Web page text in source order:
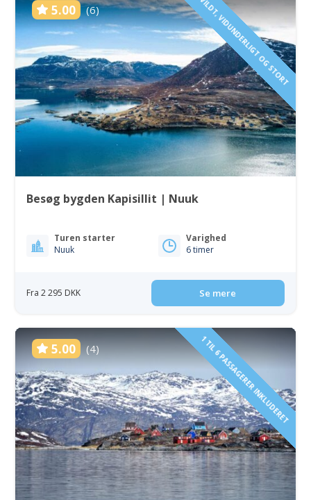
5.00 (6) VILDT, VIDUNDERLIGT OG STORT
Besøg bygden Kapisillit | Nuuk
Turen starter
Nuuk
Varighed
6 timer
Fra 2 295 DKK Se mere
5.00 (4) 1 TIL 6 PASSAGERER INKLUDERET